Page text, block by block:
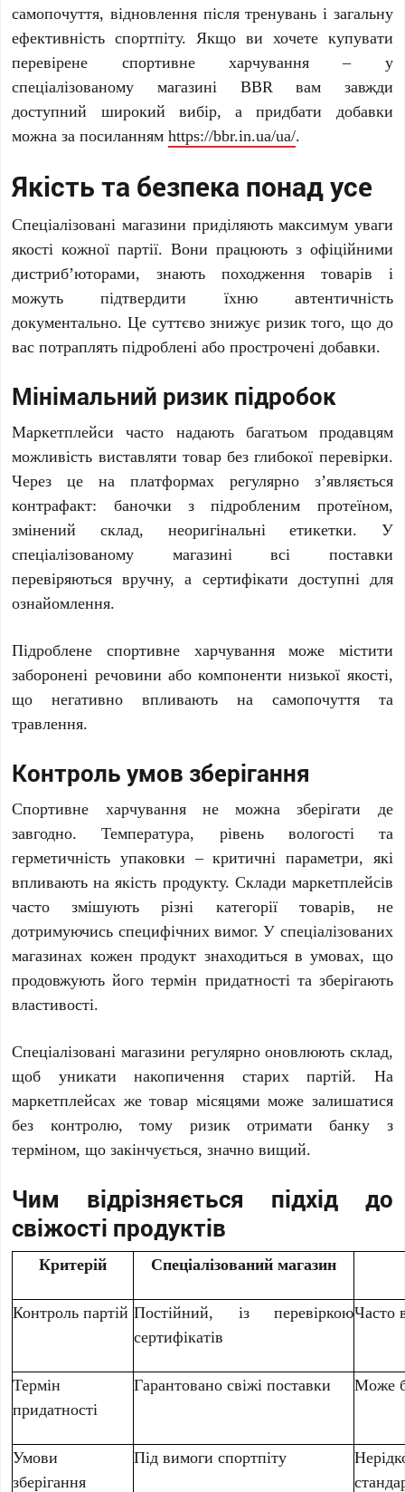
самопочуття, відновлення після тренувань і загальну
ефективність спортпіту. Якщо ви хочете купувати
перевірене спортивне харчування – у
спеціалізованому магазині BBR вам завжди
доступний широкий вибір, а придбати добавки
можна за посиланнямhttps://bbr.in.ua/ua/.
Якість та безпека понад усе
Спеціалізовані магазини приділяють максимум уваги
якості кожної партії. Вони працюють з офіційними
дистриб’юторами, знають походження товарів і
можуть підтвердити їхню автентичність
документально. Це суттєво знижує ризик того, що до
вас потраплять підроблені або прострочені добавки.
Мінімальний ризик підробок
Маркетплейси часто надають багатьом продавцям
можливість виставляти товар без глибокої перевірки.
Через це на платформах регулярно з’являється
контрафакт: баночки з підробленим протеїном,
змінений склад, неоригінальні етикетки. У
спеціалізованому магазині всі поставки
перевіряються вручну, а сертифікати доступні для
ознайомлення.
Підроблене спортивне харчування може містити
заборонені речовини або компоненти низької якості,
що негативно впливають на самопочуття та
травлення.
Контроль умов зберігання
Спортивне харчування не можна зберігати де
завгодно. Температура, рівень вологості та
герметичність упаковки – критичні параметри, які
впливають на якість продукту. Склади маркетплейсів
часто змішують різні категорії товарів, не
дотримуючись специфічних вимог. У спеціалізованих
магазинах кожен продукт знаходиться в умовах, що
продовжують його термін придатності та зберігають
властивості.
Спеціалізовані магазини регулярно оновлюють склад,
щоб уникати накопичення старих партій. На
маркетплейсах же товар місяцями може залишатися
без контролю, тому ризик отримати банку з
терміном, що закінчується, значно вищий.
Чим відрізняється підхід до
свіжості продуктів
Критерій Спеціалізований магазин
Контроль партій Постійний, із перевіркою
сертифікатів
Часто
Термін
придатності
Гарантовано свіжі поставки Може
Умови
зберігання
Під вимоги спортпіту